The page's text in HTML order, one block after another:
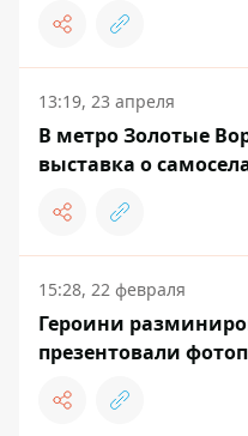
13:19, 23 апреля
В метро Золотые
выставка о
15:28, 22 февраля
Героини
презентовали